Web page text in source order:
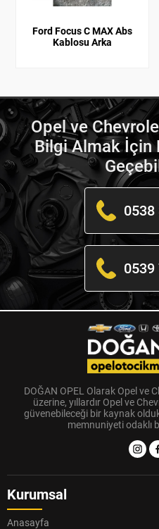
Ford Focus C MAX Abs
Kablosu Arka
Opel ve
Bilgi Almak İçin
0538
0539
DOĞAN OPEL Olarak Opel ve
üzerine, yıllardır Opel ve
güvenebileceği bir kaynak
memnuniyeti odaklı
Kurumsal
Anasayfa